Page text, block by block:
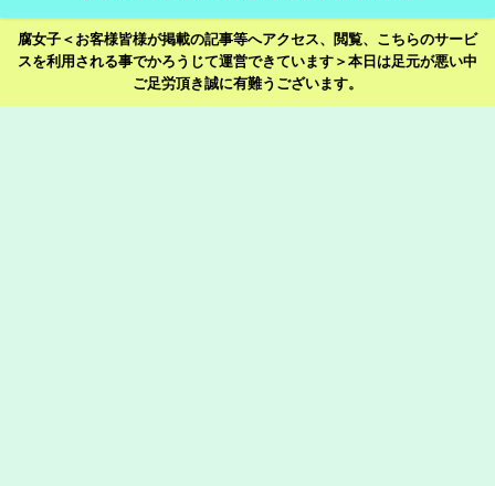
腐女子＜お客様皆様が掲載の記事等へアクセス、閲覧、こちらのサービ
スを利用される事でかろうじて運営できています＞本日は足元が悪い中
ご足労頂き誠に有難うございます。